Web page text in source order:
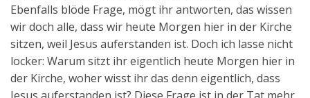
English
Ebenfalls blöde Frage, mögt ihr antworten, das wissen
wir doch alle, dass wir heute Morgen hier in der Kirche
sitzen, weil Jesus auferstanden ist. Doch ich lasse nicht
locker: Warum sitzt ihr eigentlich heute Morgen hier in
der Kirche, woher wisst ihr das denn eigentlich, dass